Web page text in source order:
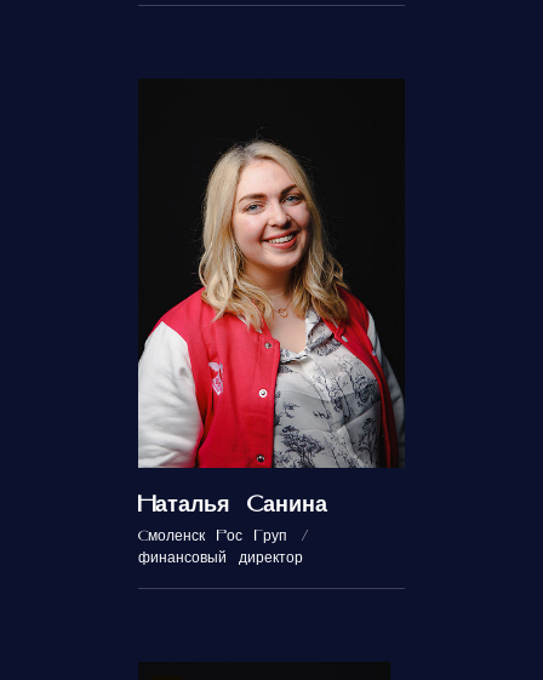
Наталья Санина
Смоленск Рос Груп /
финансовый директор